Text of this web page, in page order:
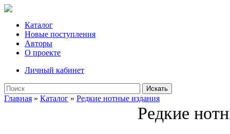
Каталог
Новые поступления
Авторы
О проекте
Личный кабинет
Искать
Главная » Каталог » Редкие нотные издания
Редкие